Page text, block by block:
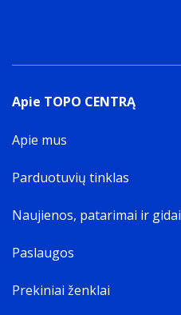
Apie TOPO CENTRĄ
Apie mus
Parduotuvių tinklas
Naujienos, patarimai ir gidai
Paslaugos
Prekiniai ženklai